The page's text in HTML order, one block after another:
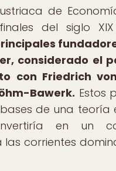
de
del siglo
considerado el
con Friedrich
Bawerk. Estos
de una teoría
en un
las corrientes